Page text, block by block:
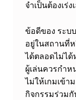
จำเป็นต้องเร่
ข้อดีของ ระบ
อยู่ในสถานที่ห
ได้ตลอดไม่ได้
ผู้เล่นควรกำห
ไม่ให้เกมเข้า
กิจกรรมร่วม